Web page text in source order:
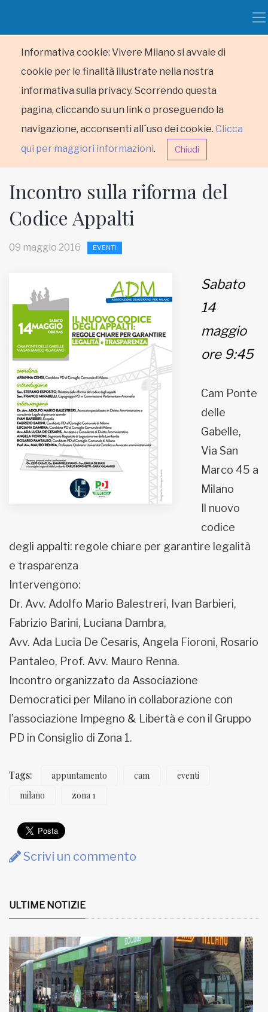
Informativa cookie: Vivere Milano si avvale di
cookie per le finalità illustrate nella nostra
informativa sulla privacy. Scorrendo questa
pagina, cliccando su un link o proseguendo la
navigazione, acconsenti all´uso dei cookie. Clicca
qui per maggiori informazioni. Chiudi
HOME
MUNICIPI
Inviateci le vostre segnalazioni
Iscriviti alla newsletter
www.viveremilano.info
Fondato e diretto da Enzo De
Bernardis
EDB edizioni - Via Brivio angolo C.
Imbonati, 89 20159 Milano (Italia)
Informativa sulla privacy
Incontro sulla riforma del
Codice Appalti
09 maggio 2016 EVENTI
Sabato
14
maggio
ore 9:45
Cam Ponte
delle
Gabelle,
Via San
Marco 45 a
Milano
Il nuovo
codice
degli appalti: regole chiare per garantire legalità
e trasparenza
Intervengono:
Dr. Avv. Adolfo Mario Balestreri, Ivan Barbieri,
Fabrizio Barini, Luciana Dambra,
Avv. Ada Lucia De Cesaris, Angela Fioroni, Rosario
Pantaleo, Prof. Avv. Mauro Renna.
Incontro organizzato da Associazione
Democratici per Milano in collaborazione con
l’associazione Impegno & Libertà e con il Gruppo
PD in Consiglio di Zona 1.
Tags: appuntamento cam
eventi
milano
zona 1
Scrivi un commento
ULTIME NOTIZIE